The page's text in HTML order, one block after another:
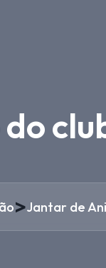
>Jantar de